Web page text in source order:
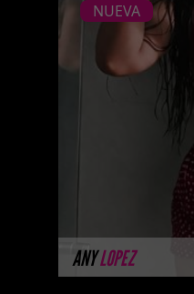
ANYLOPEZ
NUEVA
ANY LOPEZ
nuestras
imágenes
porque están
MÁS